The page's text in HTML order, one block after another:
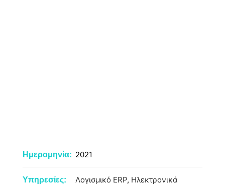
Ημερομηνία: 2021
Υπηρεσίες: Λογισμικό ERP, Ηλεκτρονικά